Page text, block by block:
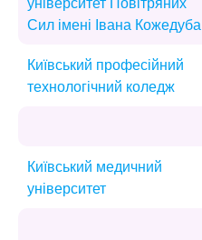
Сил імені Івана Кожедуба
Київський професійний
технологічний коледж
Київський медичний
університет